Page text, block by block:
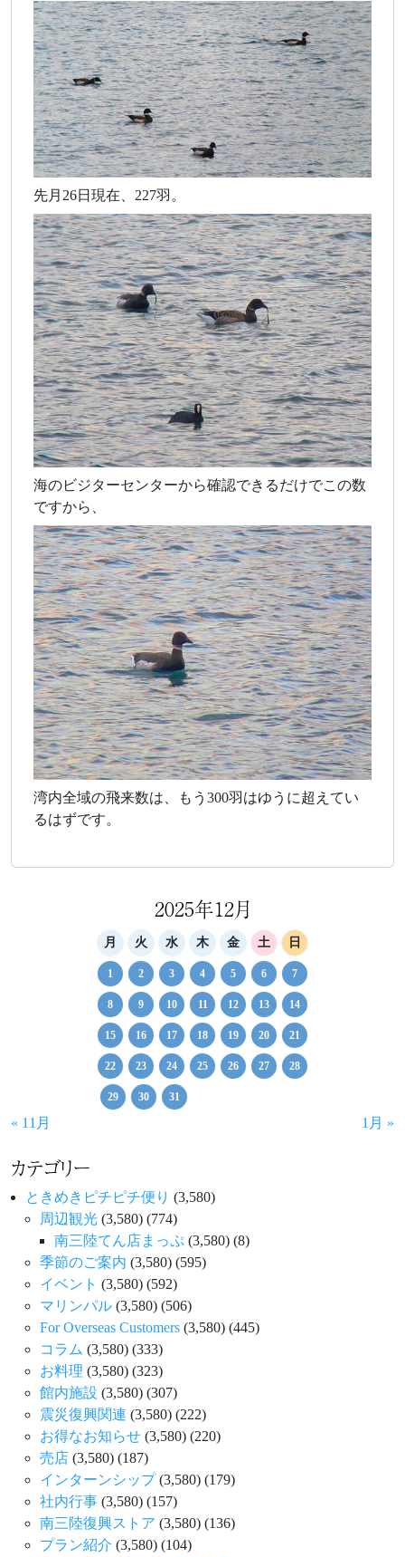
先月26日現在、227羽。
海のビジターセンターから確認できるだけでこの数
ですから、
湾内全域の飛来数は、もう300羽はゆうに超えてい
るはずです。
2025年12月
月 火 水 木 金 土 日
1 2 3 4 5 6 7
8 9 10 11 12 13 14
15 16 17 18 19 20 21
22 23 24 25 26 27 28
29 30 31
« 11月 1月 »
カテゴリー
ときめきピチピチ便り (3,580)
周辺観光 (3,580) (774)
南三陸てん店まっぷ (3,580) (8)
季節のご案内 (3,580) (595)
イベント (3,580) (592)
マリンパル (3,580) (506)
For Overseas Customers (3,580) (445)
コラム (3,580) (333)
お料理 (3,580) (323)
館内施設 (3,580) (307)
震災復興関連 (3,580) (222)
お得なお知らせ (3,580) (220)
売店 (3,580) (187)
インターンシップ(3,580) (179)
社内行事 (3,580) (157)
南三陸復興ストア (3,580) (136)
プラン紹介 (3,580) (104)